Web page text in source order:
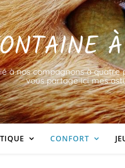
à nos compagnons à
vous partage ici mes
CONFORT